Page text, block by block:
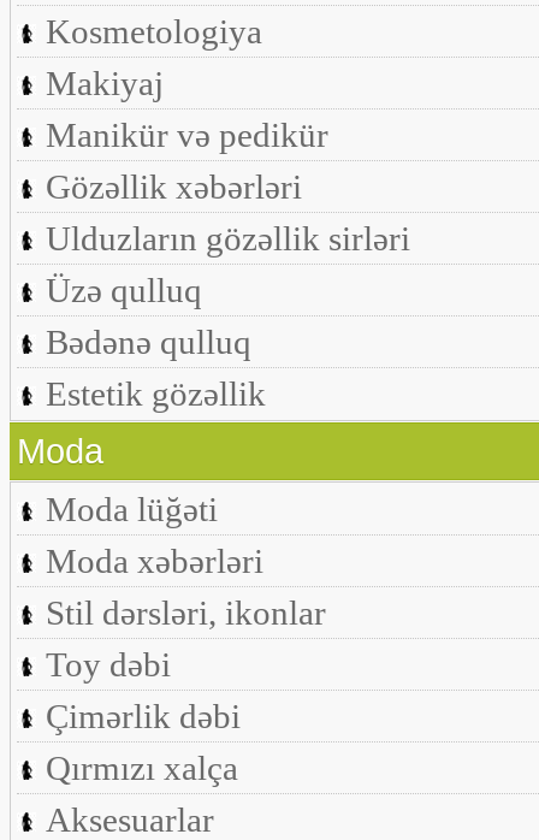
Kosmetologiya
Makiyaj
Manikür və pedikür
Gözəllik xəbərləri
Ulduzların gözəllik sirləri
Üzə qulluq
Bədənə qulluq
Estetik gözəllik
Moda
Moda lüğəti
Moda xəbərləri
Stil dərsləri, ikonlar
Toy dəbi
Çimərlik dəbi
Qırmızı xalça
Aksesuarlar